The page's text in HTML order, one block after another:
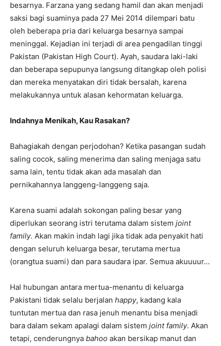
besarnya. Farzana yang sedang hamil dan akan menjadi
saksi bagi suaminya pada 27 Mei 2014 dilempari batu
oleh beberapa pria dari keluarga besarnya sampai
meninggal. Kejadian ini terjadi di area pengadilan tinggi
Pakistan (Pakistan High Court). Ayah, saudara laki-laki
dan beberapa sepupunya langsung ditangkap oleh polisi
dan mereka menyatakan diri tidak bersalah, karena
melakukannya untuk alasan kehormatan keluarga.
Indahnya Menikah, Kau Rasakan?
Bahagiakah dengan perjodohan? Ketika pasangan sudah
saling cocok, saling menerima dan saling menjaga satu
sama lain, tentu tidak akan ada masalah dan
pernikahannya langgeng-langgeng saja.
Karena suami adalah sokongan paling besar yang
diperlukan seorang istri terutama dalam sistem joint
family. Akan makin indah lagi jika tidak ada penyakit hati
dengan seluruh keluarga besar, terutama mertua
(orangtua suami) dan para saudara ipar. Semua akuuuur…
Hal hubungan antara mertua-menantu di keluarga
Pakistani tidak selalu berjalan happy, kadang kala
tuntutan mertua dan rasa jenuh menantu bisa menjadi
bara dalam sekam apalagi dalam sistem joint family. Akan
tetapi, cenderungnya bahoo akan bersikap manut dan